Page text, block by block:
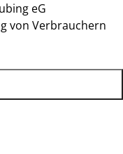
eG
von Verbrauchern